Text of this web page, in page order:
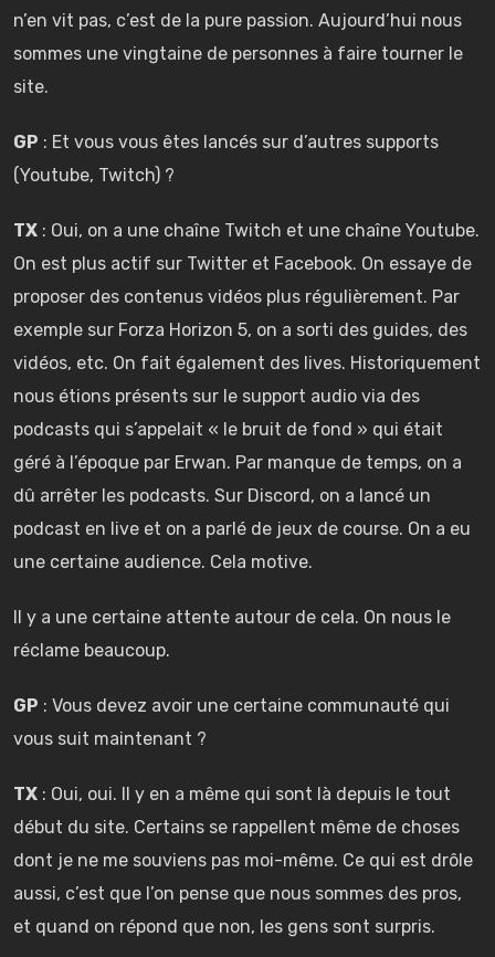
n’en vit pas, c’est de la pure passion. Aujourd’hui nous
sommes une vingtaine de personnes à faire tourner le
site.
GP : Et vous vous êtes lancés sur d’autres supports
(Youtube, Twitch) ?
TX : Oui, on a une chaîne Twitch et une chaîne Youtube.
On est plus actif sur Twitter et Facebook. On essaye de
proposer des contenus vidéos plus régulièrement. Par
exemple sur Forza Horizon 5, on a sorti des guides, des
vidéos, etc. On fait également des lives. Historiquement
nous étions présents sur le support audio via des
podcasts qui s’appelait « le bruit de fond » qui était
géré à l’époque par Erwan. Par manque de temps, on a
dû arrêter les podcasts. Sur Discord, on a lancé un
podcast en live et on a parlé de jeux de course. On a eu
une certaine audience. Cela motive.
Il y a une certaine attente autour de cela. On nous le
réclame beaucoup.
GP : Vous devez avoir une certaine communauté qui
vous suit maintenant ?
TX : Oui, oui. Il y en a même qui sont là depuis le tout
début du site. Certains se rappellent même de choses
dont je ne me souviens pas moi-même. Ce qui est drôle
aussi, c’est que l’on pense que nous sommes des pros,
et quand on répond que non, les gens sont surpris.